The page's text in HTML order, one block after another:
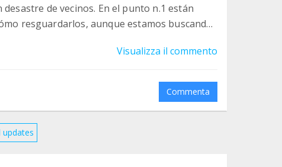
de vecinos. En el punto n.1 están
resguardarlos, aunque estamos buscando
Espero en esta semana tener algo en
de la calle para que me deje ponerlo en la
mucho, pero utilizo el tiempo para hacer
Visualizza il commento
Commenta
updates